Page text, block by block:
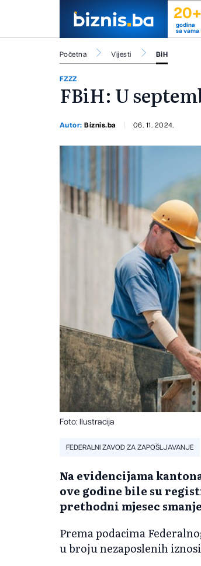
20+
godina
sa vama
Početna Vijesti BiH
FZZZ
FBiH: U
Autor:Biznis.ba 06. 11. 2024.
Foto: Ilustracija
FEDERALNI ZAVOD ZA ZAPOŠLJAVANJE
Na evidencijama
ove godine bile su
prethodni mjesec
Prema podacima
u broju nezaposlenih iznosi